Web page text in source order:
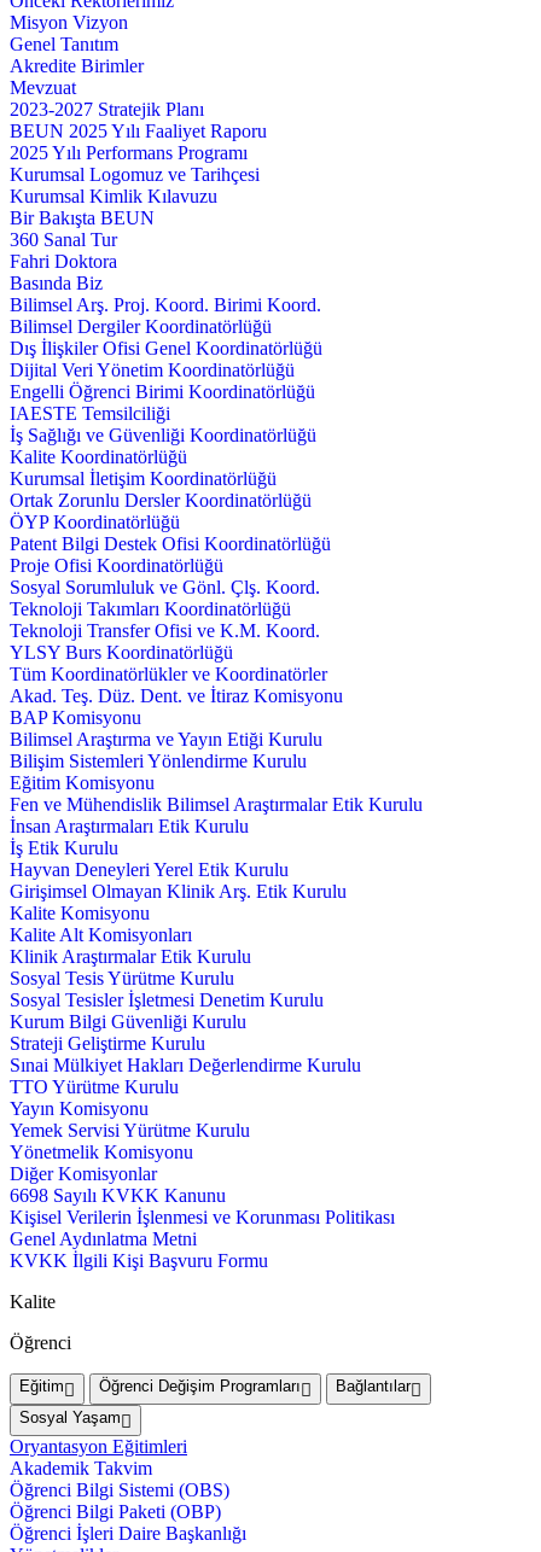
Misyon Vizyon
Genel Tanıtım
Akredite Birimler
Mevzuat
2023-2027 Stratejik Planı
BEUN 2025 Yılı Faaliyet Raporu
2025 Yılı Performans Programı
Kurumsal Logomuz ve Tarihçesi
Kurumsal Kimlik Kılavuzu
Bir Bakışta BEUN
360 Sanal Tur
Fahri Doktora
Basında Biz
Bilimsel Arş. Proj. Koord. Birimi Koord.
Bilimsel Dergiler Koordinatörlüğü
Dış İlişkiler Ofisi Genel Koordinatörlüğü
Dijital Veri Yönetim Koordinatörlüğü
Engelli Öğrenci Birimi Koordinatörlüğü
IAESTE Temsilciliği
İş Sağlığı ve Güvenliği Koordinatörlüğü
Kalite Koordinatörlüğü
Kurumsal İletişim Koordinatörlüğü
Ortak Zorunlu Dersler Koordinatörlüğü
ÖYP Koordinatörlüğü
Patent Bilgi Destek Ofisi Koordinatörlüğü
Proje Ofisi Koordinatörlüğü
Sosyal Sorumluluk ve Gönl. Çlş. Koord.
Teknoloji Takımları Koordinatörlüğü
Teknoloji Transfer Ofisi ve K.M. Koord.
YLSY Burs Koordinatörlüğü
Tüm Koordinatörlükler ve Koordinatörler
Akad. Teş. Düz. Dent. ve İtiraz Komisyonu
BAP Komisyonu
Bilimsel Araştırma ve Yayın Etiği Kurulu
Bilişim Sistemleri Yönlendirme Kurulu
Eğitim Komisyonu
Fen ve Mühendislik Bilimsel Araştırmalar Etik Kurulu
İnsan Araştırmaları Etik Kurulu
İş Etik Kurulu
Hayvan Deneyleri Yerel Etik Kurulu
Girişimsel Olmayan Klinik Arş. Etik Kurulu
Kalite Komisyonu
Kalite Alt Komisyonları
Klinik Araştırmalar Etik Kurulu
Sosyal Tesis Yürütme Kurulu
Sosyal Tesisler İşletmesi Denetim Kurulu
Kurum Bilgi Güvenliği Kurulu
Strateji Geliştirme Kurulu
Sınai Mülkiyet Hakları Değerlendirme Kurulu
TTO Yürütme Kurulu
Yayın Komisyonu
Yemek Servisi Yürütme Kurulu
Yönetmelik Komisyonu
Diğer Komisyonlar
6698 Sayılı KVKK Kanunu
Kişisel Verilerin İşlenmesi ve Korunması Politikası
Genel Aydınlatma Metni
KVKK İlgili Kişi Başvuru Formu
Kalite
Öğrenci
Eğitim Öğrenci Değişim Programları
Bağlantılar
Sosyal Yaşam
Oryantasyon Eğitimleri
Akademik Takvim
Öğrenci Bilgi Sistemi (OBS)
Öğrenci Bilgi Paketi (OBP)
Öğrenci İşleri Daire Başkanlığı